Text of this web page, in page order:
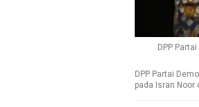
DPP
DPP Partai
pada Isran Noor